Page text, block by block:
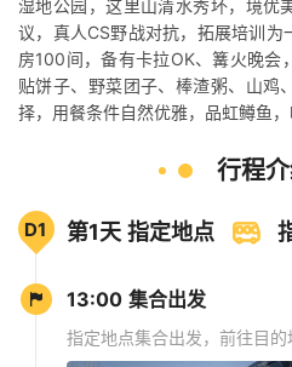
湿地公园，这里山清水秀坏，境优
议，真人CS野战对抗，拓展培训
房100间，备有卡拉OK、篝火晚会
贴饼子、野菜团子、棒渣粥、山鸡
择，用餐条件自然优雅，品虹鳟鱼
行程
D1 第1天 指定地点
13:00 集合出发
指定地点集合出发，前往目的